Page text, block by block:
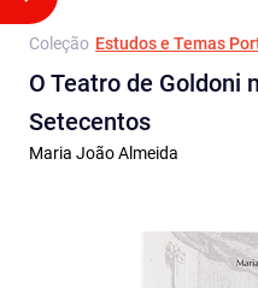
Coleção Estudos e Temas
O Teatro de Goldoni
Setecentos
Maria João Almeida